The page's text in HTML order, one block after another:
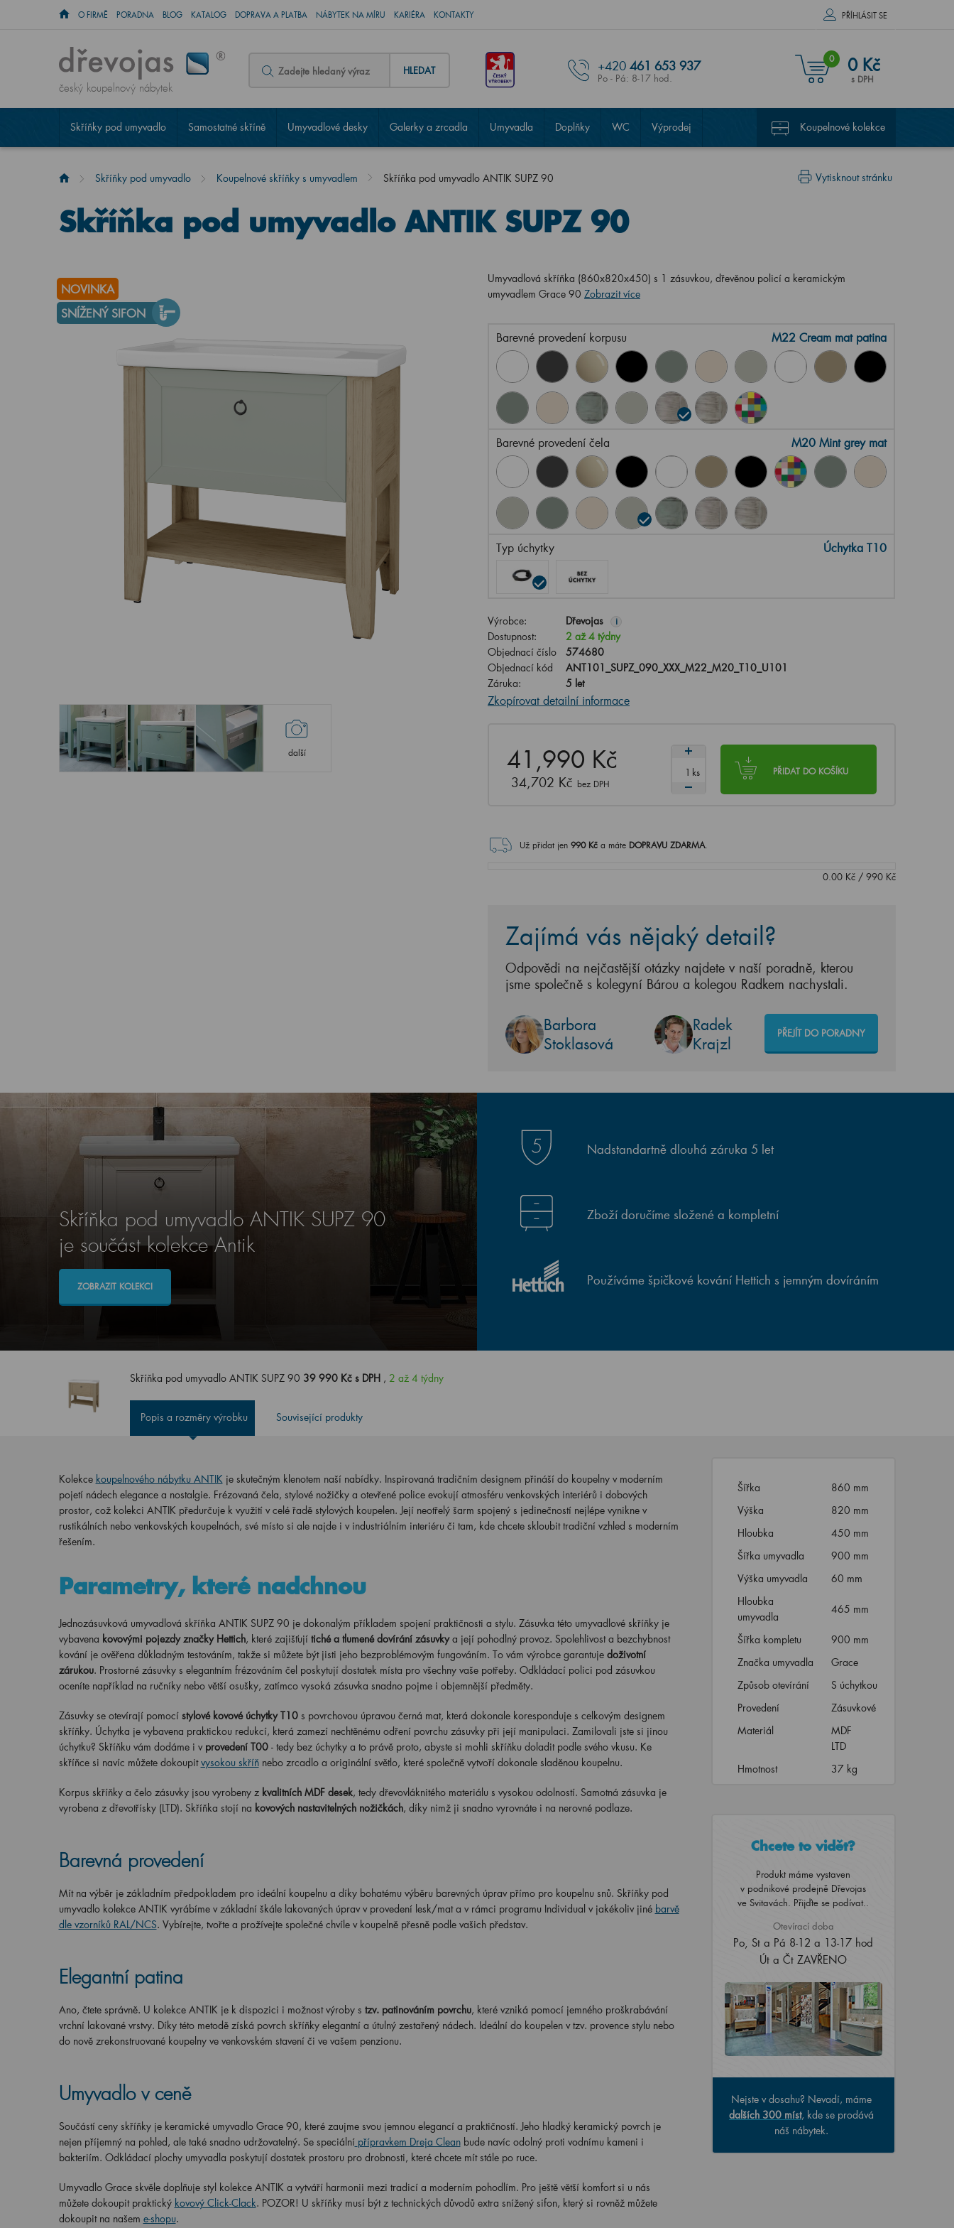
O FIRMĚ PORADNA BLOG KATALOG DOPRAVA A PLATBA NÁBYTEK NA MÍRU KARIÉRA KONTAKTY PŘÍHLÁSIT SE
český koupelnový nábytek
HLEDAT +420 461 653 937
Po - Pá: 8-17 hod.
0 0 Kč
s DPH
Skříňky pod umyvadlo Samostatné skříně Umyvadlové desky Galerky a zrcadla Umyvadla Doplňky WC Výprodej Koupelnové kolekce
Vytisknout stránku
Skříňky pod umyvadlo Koupelnové skříňky s umyvadlem Skříňka pod umyvadlo ANTIK SUPZ 90
Skříňka pod umyvadlo ANTIK SUPZ 90
NOVINKA
SNÍŽENÝ SIFON
další
Umyvadlová skříňka (860x820x450) s 1 zásuvkou, dřevěnou policí a keramickým
umyvadlem Grace 90 Zobrazit více
Barevné provedení korpusu M22 Cream mat patina
Barevné provedení čela M20 Mint grey mat
Typ úchytky Úchytka T10
Výrobce: Dřevojas i
Dostupnost:
2 až 4 týdny
Objednací číslo
574680
Objednací kód
ANT101_SUPZ_090_XXX_M22_M20_T10_U101
Záruka:
5 let
Zkopírovat detailní informace
41,990 Kč
34,702 Kč bez DPH
PŘIDAT DO KOŠÍKU
ks
Už přidat jen 990Kč a máte DOPRAVU ZDARMA.
0.00Kč/ 990Kč
Zajímá vás nějaký detail?
Odpovědi na nejčastější otázky najdete v naší poradně, kterou
jsme společně s kolegyní Bárou a kolegou Radkem nachystali.
Barbora
Stoklasová
Radek
Krajzl
PŘEJÍT DO PORADNY
Skříňka pod umyvadlo ANTIK SUPZ 90
je součást kolekce Antik
ZOBRAZIT KOLEKCI
Nadstandartně dlouhá záruka 5 let
Zboží doručíme složené a kompletní
Používáme špičkové kování Hettich s jemným dovíráním
Skříňka pod umyvadlo ANTIK SUPZ 90 39 990 Kč s DPH , 2 až 4 týdny
Popis a rozměry výrobku Související produkty
Kolekce koupelnového nábytku ANTIK je skutečným klenotem naší nabídky. Inspirovaná tradičním designem přináší do koupelny v moderním
pojetí nádech elegance a nostalgie. Frézovaná čela, stylové nožičky a otevřené police evokují atmosféru venkovských interiérů i dobových
prostor, což kolekci ANTIK předurčuje k využití v celé řadě stylových koupelen. Její neotřelý šarm spojený s jedinečností nejlépe vynikne v
rustikálních nebo venkovských koupelnách, své místo si ale najde i v industriálním interiéru či tam, kde chcete skloubit tradiční vzhled s moderním
řešením.
Parametry, které nadchnou
Jednozásuvková umyvadlová skříňka ANTIK SUPZ 90 je dokonalým příkladem spojení praktičnosti a stylu. Zásuvka této umyvadlové skříňky je
vybavena kovovými pojezdy značky Hettich, které zajišťují tiché a tlumené dovírání zásuvky a její pohodlný provoz. Spolehlivost a bezchybnost
kování je ověřena důkladným testováním, takže si můžete být jisti jeho bezproblémovým fungováním. To vám výrobce garantuje doživotní
zárukou. Prostorné zásuvky s elegantním frézováním čel poskytují dostatek místa pro všechny vaše potřeby. Odkládací polici pod zásuvkou
oceníte například na ručníky nebo větší osušky, zatímco vysoká zásuvka snadno pojme i objemnější předměty.
Zásuvky se otevírají pomocí stylové kovové úchytky T10 s povrchovou úpravou černá mat, která dokonale koresponduje s celkovým designem
skříňky. Úchytka je vybavena praktickou redukcí, která zamezí nechtěnému odření povrchu zásuvky při její manipulaci. Zamilovali jste si jinou
úchytku? Skříňku vám dodáme i v provedení T00 - tedy bez úchytky a to právě proto, abyste si mohli skříňku doladit podle svého vkusu. Ke
skříňce si navíc můžete dokoupit vysokou skříň nebo zrcadlo a originální světlo, které společně vytvoří dokonale sladěnou koupelnu.
Korpus skříňky a čelo zásuvky jsou vyrobeny z kvalitních MDF desek, tedy dřevovláknitého materiálu s vysokou odolností. Samotná zásuvka je
vyrobena z dřevotřísky (LTD). Skříňka stojí na kovových nastavitelných nožičkách, díky nimž ji snadno vyrovnáte i na nerovné podlaze.
Barevná provedení
Mít na výběr je základním předpokladem pro ideální koupelnu a díky bohatému výběru barevných úprav přímo pro koupelnu snů. Skříňky pod
umyvadlo kolekce ANTIK vyrábíme v základní škále lakovaných úprav v provedení lesk/mat a v rámci programu Individual v jakékoliv jiné barvě
dle vzorníků RAL/NCS. Vybírejte, tvořte a prožívejte společné chvíle v koupelně přesně podle vašich představ.
Elegantní patina
Ano, čtete správně. U kolekce ANTIK je k dispozici i možnost výroby s tzv. patinováním povrchu, které vzniká pomocí jemného proškrabávání
vrchní lakované vrstvy. Díky této metodě získá povrch skříňky elegantní a útulný zestařený nádech. Ideální do koupelen v tzv. provence stylu nebo
do nově zrekonstruované koupelny ve venkovském stavení či ve vašem penzionu.
Umyvadlo v ceně
Součástí ceny skříňky je keramické umyvadlo Grace 90, které zaujme svou jemnou elegancí a praktičností. Jeho hladký keramický povrch je
nejen příjemný na pohled, ale také snadno udržovatelný. Se speciální přípravkem Dreja Clean bude navíc odolný proti vodnímu kameni i
bakteriím. Odkládací plochy umyvadla poskytují dostatek prostoru pro drobnosti, které chcete mít stále po ruce.
Umyvadlo Grace skvěle doplňuje styl kolekce ANTIK a vytváří harmonii mezi tradicí a moderním pohodlím. Pro ještě větší komfort si u nás
můžete dokoupit praktický kovový Click-Clack. POZOR! U skříňky musí být z technických důvodů extra snížený sifon, který si rovněž můžete
dokoupit na našem e-shopu.
Šířka
860 mm
Výška
820 mm
Hloubka
450 mm
Šířka umyvadla
900 mm
Výška umyvadla
60 mm
Hloubka
umyvadla
465 mm
Šířka kompletu
900 mm
Značka umyvadla
Grace
Způsob otevírání
S úchytkou
Provedení
Zásuvkové
Materiál
MDF
LTD
Hmotnost
37 kg
Chcete to vidět?
Produkt máme vystaven
v podnikové prodejně Dřevojas
ve Svitavách. Přijďte se podívat..
Otevírací doba
Po, St a Pá 8-12 a 13-17 hod
Út a Čt ZAVŘENO
Nejste v dosahu? Nevadí, máme
dalších 300 míst, kde se prodává
náš nábytek.